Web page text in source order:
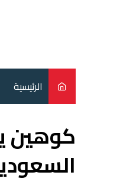
الرئيسية
كوهين